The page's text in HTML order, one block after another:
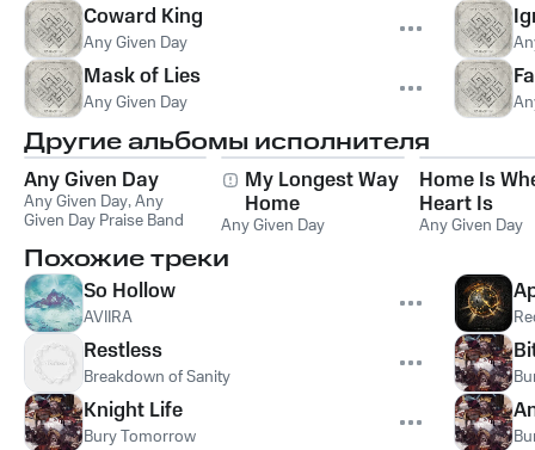
Coward King
Any Given Day
Mask of Lies
Any Given Day
Другие альбомы исполнителя
Any Given Day
Any Given Day,Any
Given Day Praise Band
My Longest Way
Home
Any Given Day
Home Is
Heart Is
Any Given Day
Похожие треки
So Hollow
AVIIRA
Restless
Breakdown of Sanity
Knight Life
Bury Tomorrow